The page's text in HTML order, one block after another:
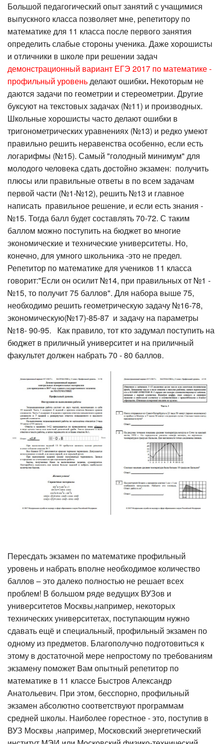
Большой педагогический опыт занятий с учащимися
выпускного класса позволяет мне, репетитору по
математике для 11 класса после первого занятия
определить слабые стороны ученика. Даже хорошисты
и отличники в школе при решении задач
демонстрационный вариант ЕГЭ 2017 по математике -
профильный уровеньделают ошибки. Некоторым не
даются задачи по геометрии и стереометрии. Другие
буксуют на текстовых задачах (№11) и производных.
Школьные хорошисты часто делают ошибки в
тригонометрических уравнениях (№13) и редко умеют
правильно решить неравенства особенно, если есть
логарифмы (№15). Самый "голодный минимум" для
молодого человека сдать достойно экзамен: получить
плюсы или правильные ответы в по всем задачам
первой части (№1-№12), решить №13 и главное
написать правильное решение, и если есть знания -
№15. Тогда балл будет составлять 70-72. С таким
баллом можно поступить на бюджет во многие
экономические и технические университеты. Но,
конечно, для умного школьника -это не предел.
Репетитор по математике для учеников 11 класса
говорит:"Если он осилит №14, при правильных от №1 -
№15, то получит 75 баллов". Для набора выше 75,
необходимо решить геометрическую задачу №16-78,
экономическую(№17)-85-87 и задачу на параметры
№18- 90-95. Как правило, тот кто задумал поступить на
бюджет в приличный университет и на приличный
факультет должен набрать 70 - 80 баллов.
Пересдать экзамен по математике профильный
уровень и набрать вполне необходимое количество
баллов – это далеко полностью не решает всех
проблем! В большом ряде ведущих ВУЗов и
университетов Москвы,например, некоторых
технических университетах, поступающим нужно
сдавать ещё и специальный, профильный экзамен по
одному из предметов. Благополучно подготовиться к
этому в достаточной мере непростому по требованиям
экзамену поможет Вам опытный репетитор по
математике в 11 классе Быстров Александр
Анатольевич. При этом, бесспорно, профильный
экзамен абсолютно соответствуют программам
средней школы. Наиболее горестное - это, поступив в
ВУЗ Москвы ,например, Московский энергетический